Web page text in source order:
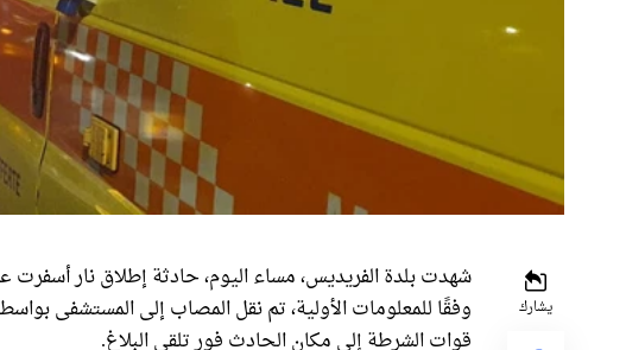
يشارك
شهدت بلدة الفريديس، مساء اليوم، حادثة إطلاق نار
وفقًا للمعلومات الأولية، تم نقل المصاب إلى المستشفى
قوات الشرطة إلى مكان الحادث فور تلقي البلاغ.